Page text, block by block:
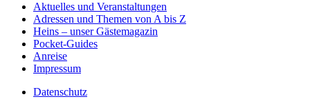
Aktuelles und Veranstaltungen
Adressen und Themen von A bis Z
Heins – unser Gästemagazin
Pocket-Guides
Anreise
Impressum
Datenschutz